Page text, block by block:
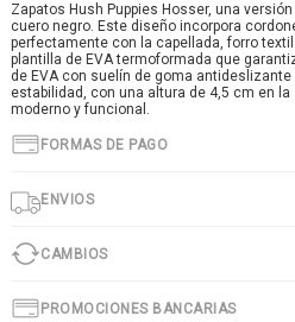
Zapatos Hush Puppies Hosser, una
cuero negro. Este diseño incorpora
perfectamente con la capellada, forro
plantilla de EVA termoformada que
de EVA con suelín de goma
estabilidad, con una altura de 4,5 cm en
moderno y funcional.
FORMAS DE PAGO
ENVIOS
CAMBIOS
PROMOCIONES BANCARIAS